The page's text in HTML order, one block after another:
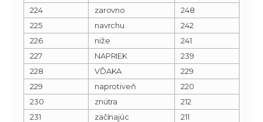
224
zarovno
248
225
navrchu
242
226
niže
241
227
NAPRIEK
239
228
VĎAKA
229
229
naprotiveň
220
230
znútra
212
231
začínajúc
211